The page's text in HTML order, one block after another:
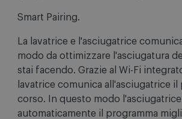
Smart Pairing.
La lavatrice e l'asciugatrice
modo da ottimizzare l'asciugatura
stai facendo. Grazie al Wi-Fi
lavatrice comunica all'asciugatrice il
corso. In questo modo
automaticamente il programma